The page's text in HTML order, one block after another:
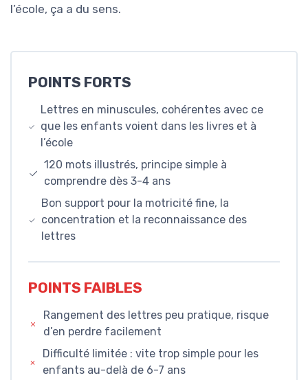
l’école, ça a du sens.
POINTS FORTS
Lettres en minuscules, cohérentes avec ce
que les enfants voient dans les livres et à
l’école
120 mots illustrés, principe simple à
comprendre dès 3-4 ans
Bon support pour la motricité fine, la
concentration et la reconnaissance des
lettres
POINTS FAIBLES
Rangement des lettres peu pratique, risque
d’en perdre facilement
Difficulté limitée : vite trop simple pour les
enfants au-delà de 6-7 ans